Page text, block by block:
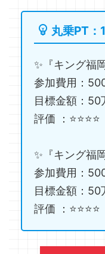
丸乗PT
✨『キング福
参加費用：
目標金額：50
評価 ：⭐️⭐️⭐️⭐️
✨『キング福
参加費用：
目標金額：50
評価 ：⭐️⭐️⭐️⭐️